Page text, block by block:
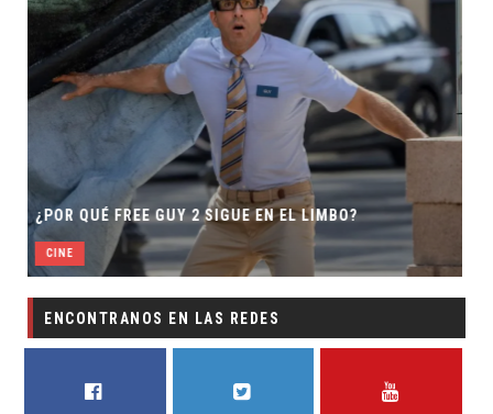
SECUELA DE JURASSIC WORLD REBIRTH
DIRECTOR
CINE
ENCONTRANOS EN LAS REDES